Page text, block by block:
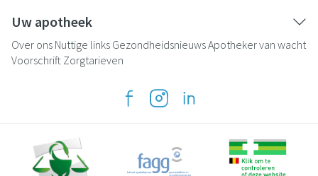
Uw apotheek
Over ons Nuttige links GezondheidsnieuwsApotheker van wacht
Voorschrift Zorgtarieven